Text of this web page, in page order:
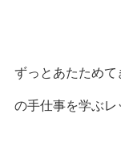
ずっとあたため
の手仕事を学ぶレ